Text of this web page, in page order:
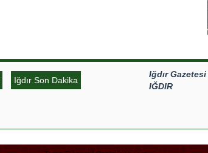
Iğdır Son Dakika
Iğdır Gazetesi
IĞDIR